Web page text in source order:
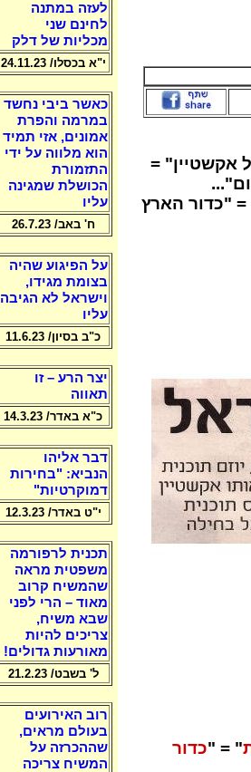
אקשטיין" =
= 746 = "נצרות" = "כדור הארץ
" = "כדור
לעזה במתנה
לחינם שני
מכליות של דלק
י"א בכסלו/ 24.11.23
כאשר ביבי נחשד
במרמה והפרת
אמונים, אזי תמיד
הוא מלווה על ידי
התזמורת
הכושלת שמגינה
עליו
ח' באב/ 26.7.23
על הפיגוע שהיה
בצומת מגידו,
וישראל לא הגיבה
עליו
כ"ב בסיון/ 11.6.23
יצר הרע – זו
תאווה
כ"א באדר/ 14.3.23
דבר אליהו
הנביא: "בחירות
דמוקרטיות"
י"ט באדר/ 12.3.23
תכנית לרפורמה
משפטית מראה
שהמשיח קרוב
מאוד – הרי לפני
שבא משיח,
צריכים להיות
מאורעות גדולים!
ל' בשבט/ 21.2.23
רוב האירועים
בעולם מראים,
שההכרזה על
המשיח צריכה